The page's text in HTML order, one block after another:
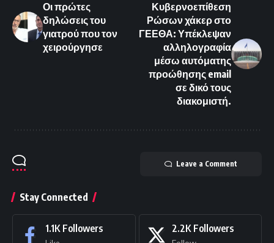
Οι πρώτες
δηλώσεις του
γιατρού που τον
χειρούργησε
Κυβερνοεπίθεση
Ρώσων χάκερ στο
ΓΕΕΘΑ: Υπέκλεψαν
αλληλογραφία
μέσω αυτόματης
προώθησης email
σε δικό τους
διακομιστή.
Leave a Comment
Stay Connected
1.1K Followers 2.2K Followers